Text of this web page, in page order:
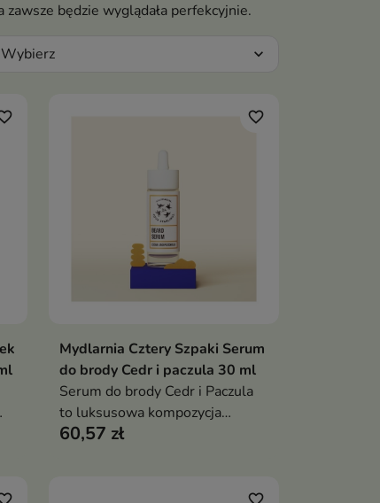
będzie wyglądała perfekcyjnie.
Wybierz expand_more
Dodaj do koszyka
favorite_border
Mydlarnia Cztery Szpaki Serum
do brody Cedr i paczula 30 ml
Serum do brody Cedr i Paczula
to luksusowa kompozycja
olejów, maceratów i suchych
60,57 zł
favorite_border